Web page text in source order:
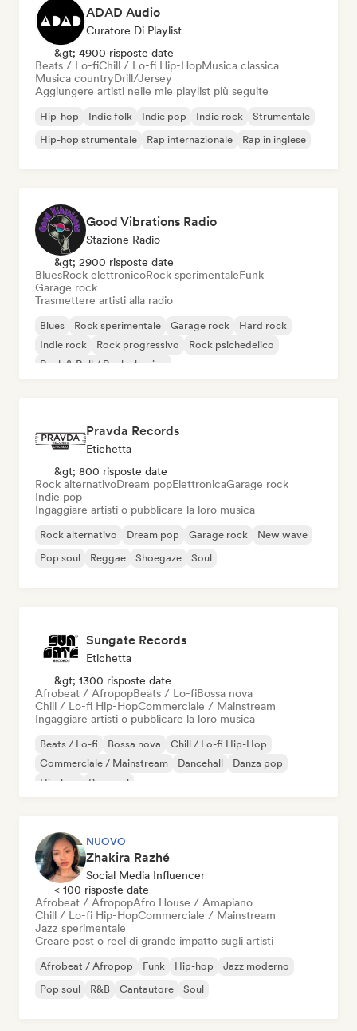
ADAD Audio
Curatore Di Playlist
&gt; 4900 risposte date
Beats / Lo-fiChill / Lo-fi Hip-HopMusica classica
Musica countryDrill/Jersey
Aggiungere artisti nelle mie playlist più seguite
Hip-hop Indie folk Indie pop Indie rock
Strumentale
Hip-hop strumentale
Rap internazionale Rap in inglese
Good Vibrations Radio
Stazione Radio
&gt; 2900 risposte date
BluesRock elettronicoRock sperimentaleFunk
Garage rock
Trasmettere artisti alla radio
Blues Rock sperimentale Garage rock
Hard rock
Indie rock
Rock progressivo
Rock psichedelico
Rock & Roll / Rock classico
Pravda Records
Etichetta
&gt; 800 risposte date
Rock alternativoDream popElettronicaGarage rock
Indie pop
Ingaggiare artisti o pubblicare la loro musica
Rock alternativo Dream pop Garage rock
New wave
Pop soul
Reggae Shoegaze Soul
Sungate Records
Etichetta
&gt; 1300 risposte date
Afrobeat / AfropopBeats / Lo-fiBossa nova
Chill / Lo-fi Hip-HopCommerciale / Mainstream
Ingaggiare artisti o pubblicare la loro musica
Beats / Lo-fi Bossa nova
Chill / Lo-fi Hip-Hop
Commerciale / Mainstream
Dancehall
Danza pop
Hip-hop
Pop soul
NUOVO
Zhakira Razhé
Social Media Influencer
< 100 risposte date
Afrobeat / AfropopAfro House / Amapiano
Chill / Lo-fi Hip-HopCommerciale / Mainstream
Jazz sperimentale
Creare post o reel di grande impatto sugli artisti
Afrobeat / Afropop Funk Hip-hop
Jazz moderno
Pop soul
R&B Cantautore Soul